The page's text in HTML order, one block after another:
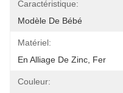
Caractéristique:
Modèle De Bébé
Matériel:
En Alliage De Zinc, Fer
Couleur: